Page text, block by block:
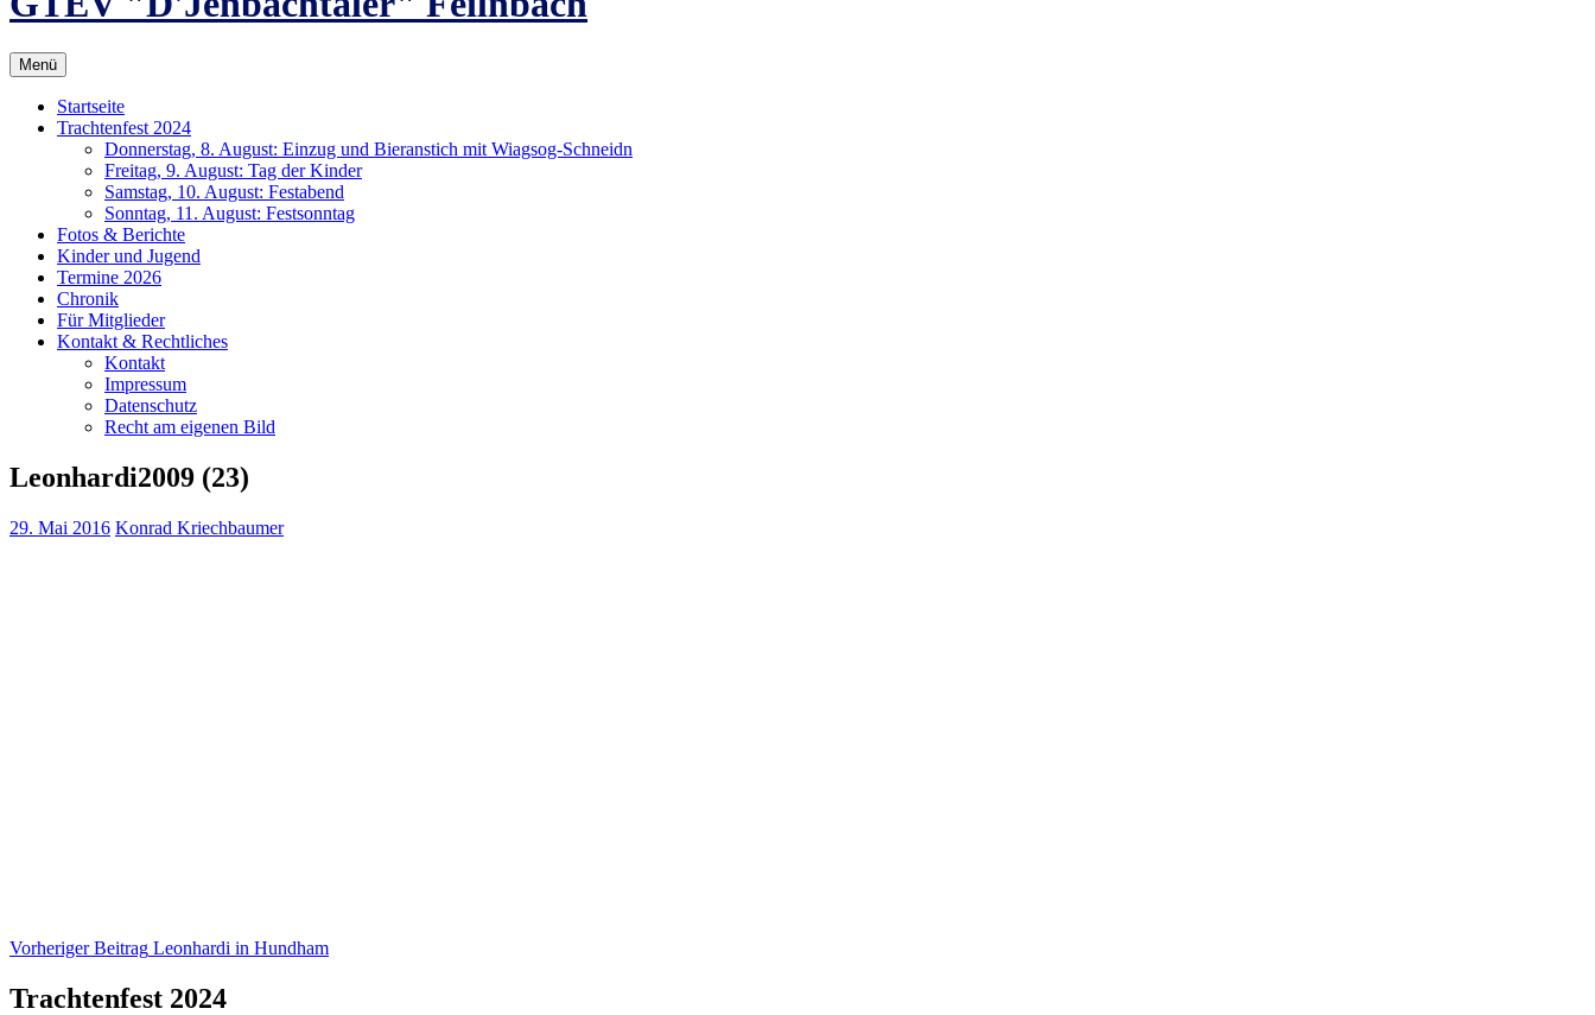
Menü
Startseite
Trachtenfest 2024
Donnerstag, 8. August: Einzug und Bieranstich mit Wiagsog-Schneidn
Freitag, 9. August: Tag der Kinder
Samstag, 10. August: Festabend
Sonntag, 11. August: Festsonntag
Fotos & Berichte
Kinder und Jugend
Termine 2026
Chronik
Für Mitglieder
Kontakt & Rechtliches
Kontakt
Impressum
Datenschutz
Recht am eigenen Bild
Leonhardi2009 (23)
29. Mai 2016 Konrad Kriechbaumer
Beitragsnavigation
Vorheriger Beitrag Leonhardi in Hundham
Trachtenfest 2024